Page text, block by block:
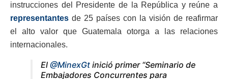
instrucciones del Presidente de la República y reúne a
representantes de 25 países con la visión de reafirmar
el alto valor que Guatemala otorga a las relaciones
internacionales.
El @MinexGt inició primer “Seminario de
Embajadores Concurrentes para